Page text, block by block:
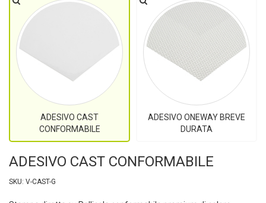
ADESIVO CAST
CONFORMABILE
ADESIVO ONEWAY BREVE
DURATA
ADESIVO CAST CONFORMABILE
SKU: V-CAST-G